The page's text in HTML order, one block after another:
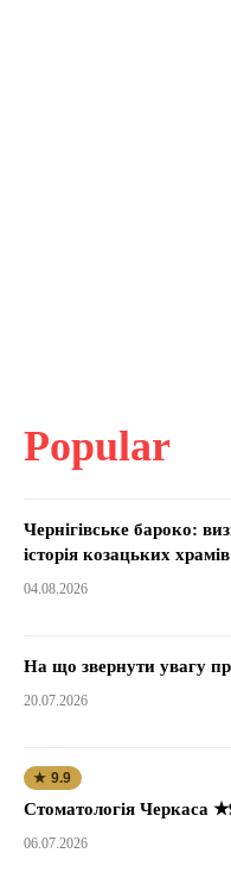
Popular
Чернігівське бароко:
історія козацьких
04.08.2026
На що звернути увагу при
20.07.2026
★ 9.9
Стоматологія Черкаса
06.07.2026